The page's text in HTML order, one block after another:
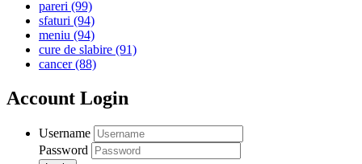
pareri (99)
sfaturi (94)
meniu (94)
cure de slabire (91)
cancer(88)
Account Login
Username
Password